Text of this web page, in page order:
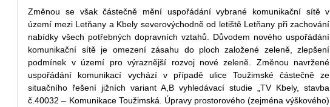
Změnou se však částečně mění uspořádání vybrané komunikační sítě v
území mezi Letňany a Kbely severovýchodně od letiště Letňany při zachování
nabídky všech potřebných dopravních vztahů. Důvodem nového uspořádání
komunikační sítě je omezení zásahu do ploch založené zeleně, zlepšení
podmínek v území pro výraznější rozvoj nové zeleně. Změnou navržené
uspořádání komunikací vychází v případě ulice Toužimské částečně ze
situačního řešení jižních variant A,B vyhledávací studie „TV Kbely, stavba
č.40032 – Komunikace Toužimská. Úpravy prostorového (zejména výškového)